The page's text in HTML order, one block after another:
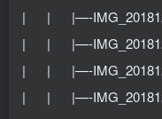
| | |—-
| | |—-
| | |—-
| | |—-